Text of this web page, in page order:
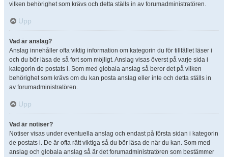
vilken behörighet som krävs och detta ställs in av forumadministratören.
Upp
Vad är anslag?
Anslag innehåller ofta viktig information om kategorin du för tillfället läser i
och du bör läsa de så fort som möjligt. Anslag visas överst på varje sida i
kategorin de postats i. Som med globala anslag så beror det på vilken
behörighet som krävs om du kan posta anslag eller inte och detta ställs in
av forumadministratören.
Upp
Vad är notiser?
Notiser visas under eventuella anslag och endast på första sidan i kategorin
de postats i. De är ofta rätt viktiga så du bör läsa de när du kan. Som med
anslag och globala anslag så är det forumadministratören som bestämmer